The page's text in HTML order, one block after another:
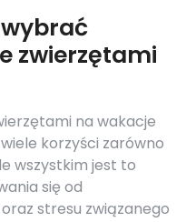
zwierzętami
na wakacje
korzyści zarówno
wszystkim jest to
się od
stresu związanego